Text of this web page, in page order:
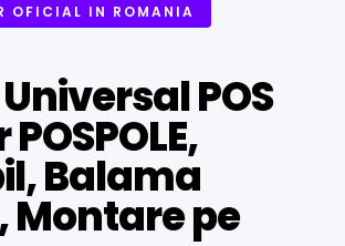
OFICIAL IN ROMANIA
POS
Balama
Montare pe